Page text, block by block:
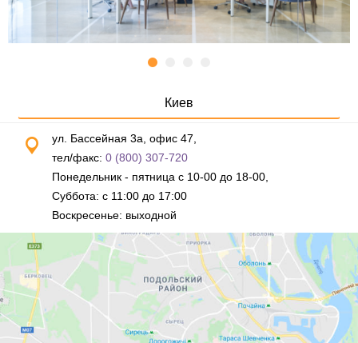
Киев
ул. Бассейная 3а, офис 47,
тел/факс: 0 (800) 307-720
Понедельник - пятница с 10-00 до 18-00,
Суббота: с 11:00 до 17:00
Воскресенье: выходной